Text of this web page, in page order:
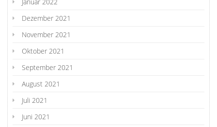
Dezember 2021
November 2021
Oktober 2021
September 2021
August 2021
Juli 2021
Juni 2021